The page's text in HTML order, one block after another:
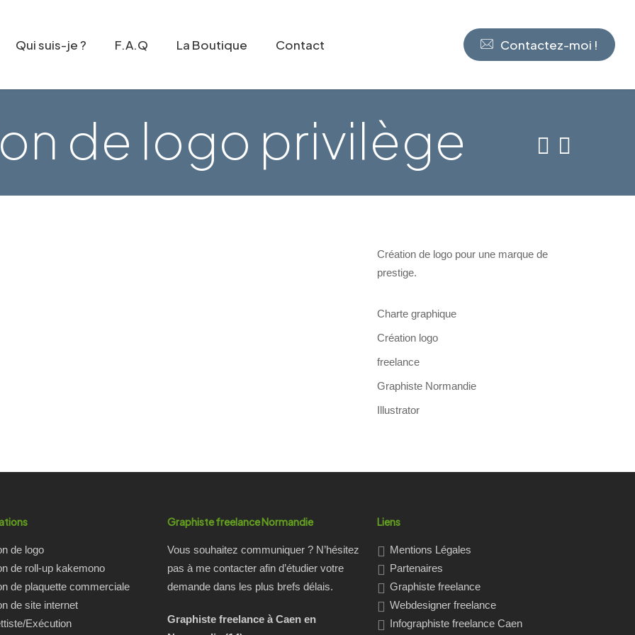
Qui suis-je ? F.A.Q La Boutique Contact Contactez-moi !
de logo privilège
Création de logo pour une marque de
prestige.
Charte graphique
Création logo
freelance
Graphiste Normandie
Illustrator
de logo
de roll-up kakemono
de plaquette commerciale
de site internet
Exécution
Graphiste freelance Normandie
Vous souhaitez communiquer ? N’hésitez
pas à me contacter afin d’étudier votre
demande dans les plus brefs délais.
Graphiste freelance à Caen en
Liens
Mentions Légales
Partenaires
Graphiste freelance
Webdesigner freelance
Infographiste freelance Caen